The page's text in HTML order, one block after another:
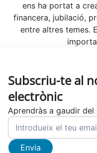
ens ha portat a
financera, jubilació,
entre altres temes.
Subscriu-te al
electrònic
Aprendràs a gaudir
Envia